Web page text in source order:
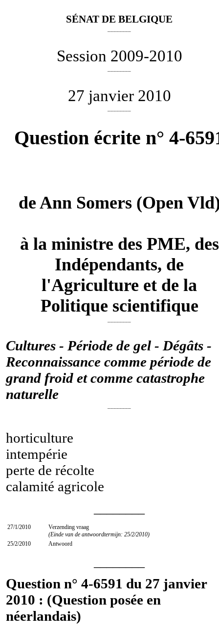
SÉNAT DE BELGIQUE
Session 2009-2010
27 janvier 2010
Question écrite n° 4-
de Ann Somers(Open
à la ministre des PME, des
Indépendants, de
l'Agriculture et de la
Politique scientifique
Cultures - Période de gel - Dégâts -
Reconnaissance comme période de
grand froid et comme catastrophe
naturelle
horticulture
intempérie
perte de récolte
calamité agricole
27/1/2010
Verzending vraag
(Einde van de antwoordtermijn: 25/2/2010)
25/2/2010
Antwoord
Question n° 4-6591 du 27 janvier
2010 : (Question posée en
néerlandais)